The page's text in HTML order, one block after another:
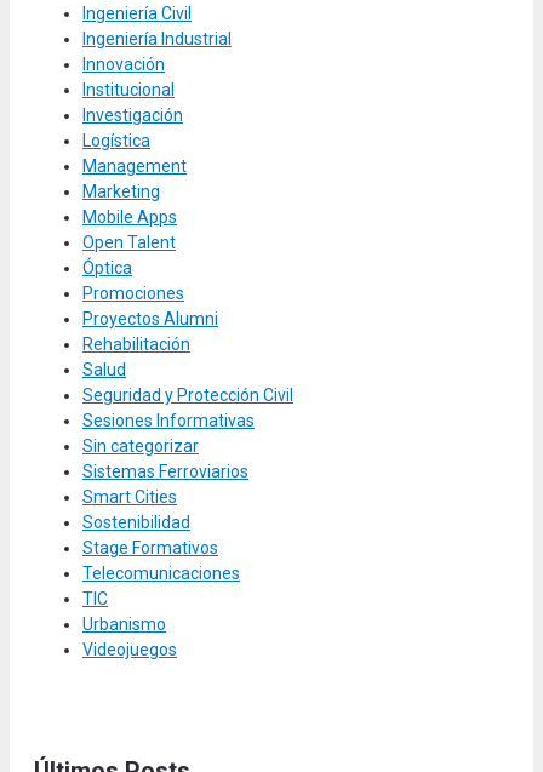
Ingeniería Civil
Ingeniería Industrial
Innovación
Institucional
Investigación
Logística
Management
Marketing
Mobile Apps
Open Talent
Óptica
Promociones
Proyectos Alumni
Rehabilitación
Salud
Seguridad y Protección Civil
Sesiones Informativas
Sin categorizar
Sistemas Ferroviarios
Smart Cities
Sostenibilidad
Stage Formativos
Telecomunicaciones
TIC
Urbanismo
Videojuegos